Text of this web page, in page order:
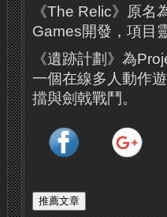
《The Relic》原
Games開發，項目
《遺跡計劃》為
一個在線多人動作
擋與劍戟戰鬥。